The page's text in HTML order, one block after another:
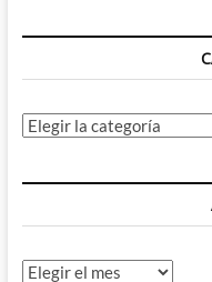
Categorías
Archivos